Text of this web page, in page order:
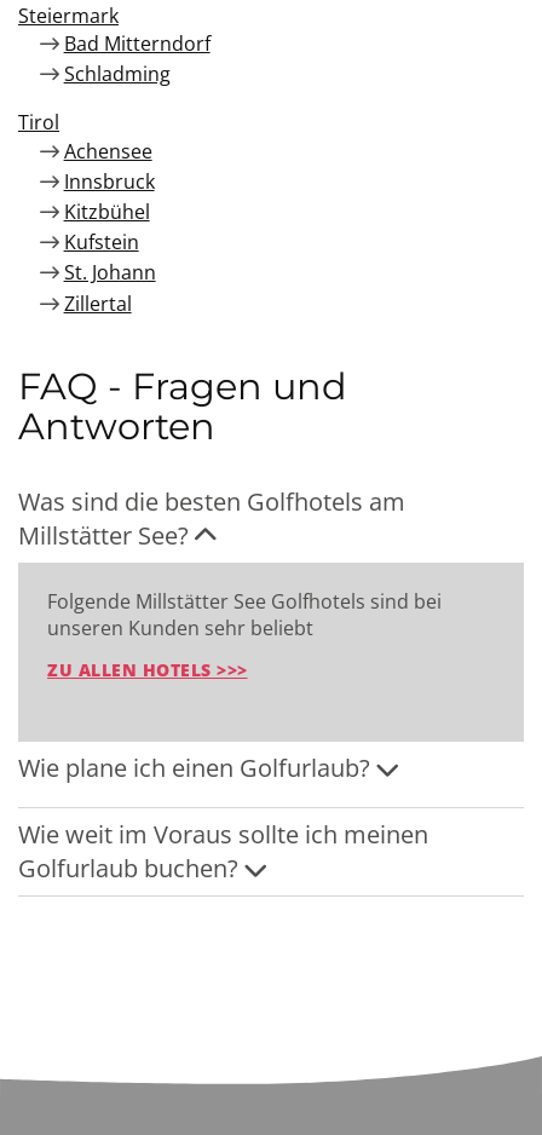
Steiermark
Bad Mitterndorf
Schladming
Tirol
Achensee
Innsbruck
Kitzbühel
Kufstein
St. Johann
Zillertal
FAQ - Fragen und
Antworten
Was sind die besten Golfhotels am
Millstätter See?
Folgende Millstätter See Golfhotels sind bei
unseren Kunden sehr beliebt
ZU ALLEN HOTELS >>>
Wie plane ich einen Golfurlaub?
Wie weit im Voraus sollte ich meinen
Golfurlaub buchen?